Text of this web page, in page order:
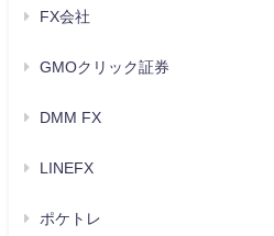
FX会社
GMOクリック証券
DMM FX
LINEFX
ポケトレ